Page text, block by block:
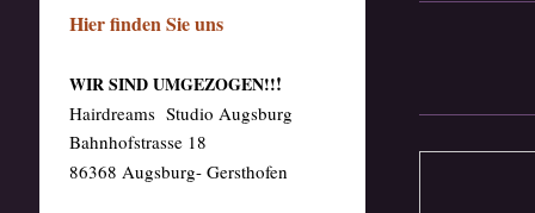
Hier finden Sie uns
WIR SIND UMGEZOGEN!!!
Hairdreams Studio Augsburg
Bahnhofstrasse 18
86368 Augsburg- Gersthofen